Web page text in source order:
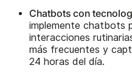
Chatbots con
implemente chatbots
interacciones
más frecuentes y
24 horas del día.